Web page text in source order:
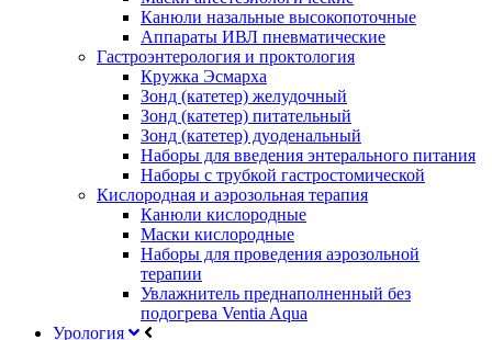
Канюли назальные высокопоточные
Аппараты ИВЛ пневматические
Гастроэнтерология и проктология
Кружка Эсмарха
Зонд (катетер) желудочный
Зонд (катетер) питательный
Зонд (катетер) дуоденальный
Наборы для введения энтерального питания
Наборы с трубкой гастростомической
Кислородная и аэрозольная терапия
Канюли кислородные
Маски кислородные
Наборы для проведения аэрозольной
терапии
Увлажнитель преднаполненный без
подогрева Ventia Aqua
Урология